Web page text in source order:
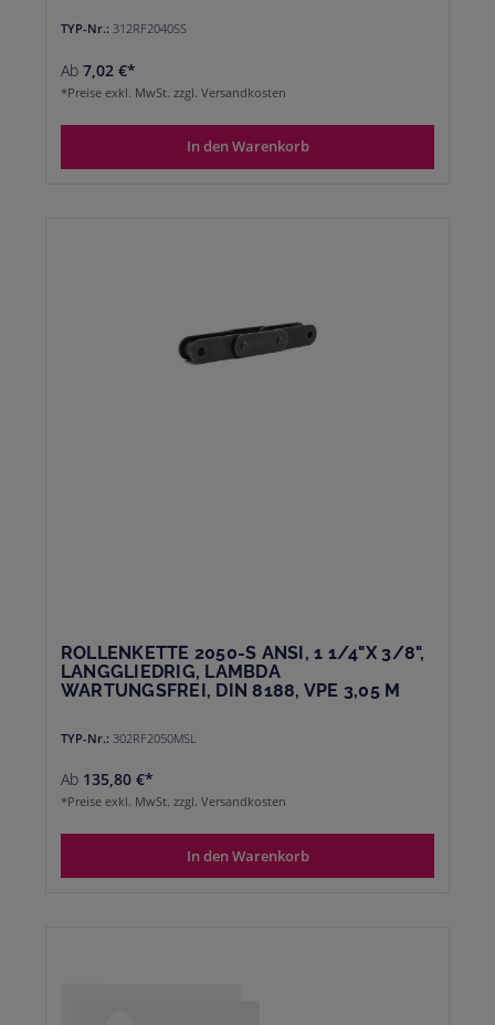
TYP-Nr.: 312RF2040SS
Ab 7,02 €*
*Preise exkl. MwSt. zzgl. Versandkosten
In den Warenkorb
ROLLENKETTE 2050-S ANSI, 1 1/4"X 3/8",
LANGGLIEDRIG, LAMBDA
WARTUNGSFREI, DIN 8188, VPE 3,05 M
TYP-Nr.: 302RF2050MSL
Ab 135,80 €*
*Preise exkl. MwSt. zzgl. Versandkosten
In den Warenkorb